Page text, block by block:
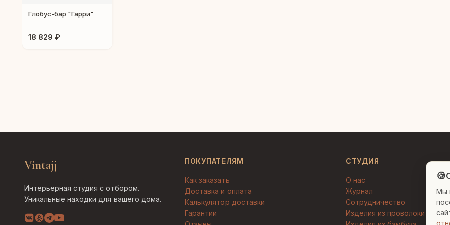
Глобус-бар "Гарри"
18 829 ₽
Vintajj
Интерьерная студия с отбором.
Уникальные находки для вашего дома.
ПОКУПАТЕЛЯМ
Как заказать
Доставка и оплата
Калькулятор доставки
Гарантии
СТУДИЯ
О нас
Журнал
Сотрудничество
Изделия из проволоки
🍪
Мы